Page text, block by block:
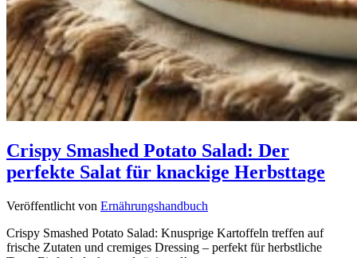
Crispy Smashed Potato Salad: Der
perfekte Salat für knackige Herbsttage
Veröffentlicht von Ernährungshandbuch
Crispy Smashed Potato Salad: Knusprige Kartoffeln treffen auf
frische Zutaten und cremiges Dressing – perfekt für herbstliche